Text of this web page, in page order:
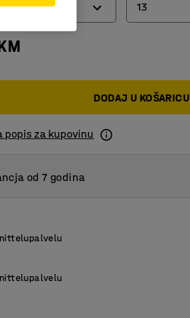
13
13
DODAJ U KOŠARICU
popis za kupovinu
od 7 godina